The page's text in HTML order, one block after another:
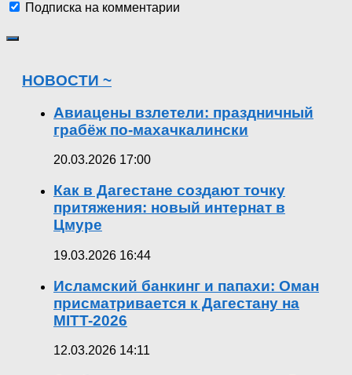
Подписка на комментарии
НОВОСТИ ~
Авиацены взлетели: праздничный
грабёж по-махачкалински
20.03.2026 17:00
Как в Дагестане создают точку
притяжения: новый интернат в
Цмуре
19.03.2026 16:44
Исламский банкинг и папахи: Оман
присматривается к Дагестану на
MITT-2026
12.03.2026 14:11